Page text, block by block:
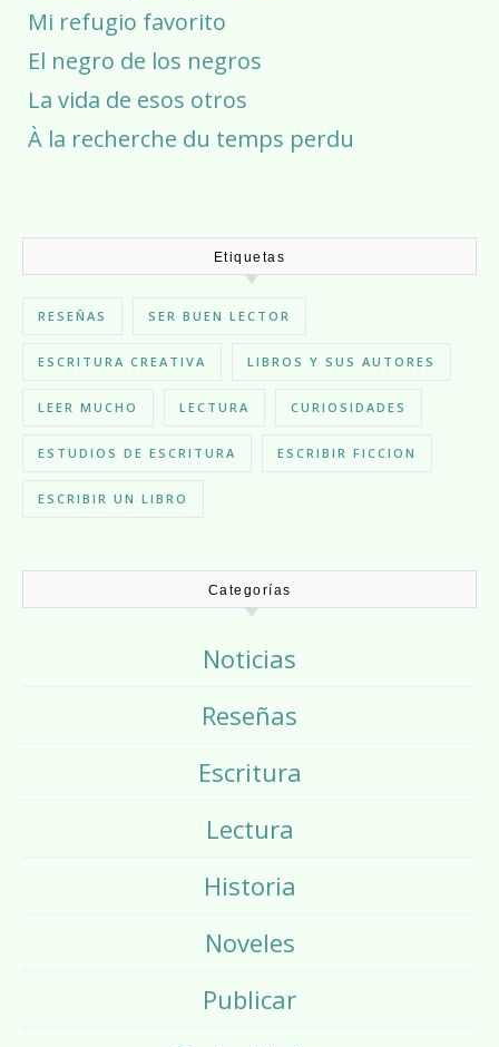
Mi refugio favorito
El negro de los negros
La vida de esos otros
À la recherche du temps perdu
Etiquetas
RESEÑAS SER BUEN LECTOR
ESCRITURA CREATIVA LIBROS Y SUS AUTORES
LEER MUCHO LECTURA CURIOSIDADES
ESTUDIOS DE ESCRITURA ESCRIBIR FICCION
ESCRIBIR UN LIBRO
Categorías
Noticias
Reseñas
Escritura
Lectura
Historia
Noveles
Publicar